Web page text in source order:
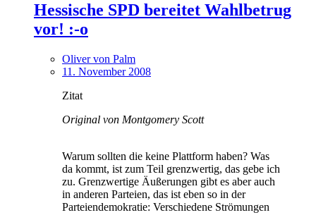
Hessische SPD bereitet Wahlbetrug
vor! :-o
Oliver von Palm
11. November 2008
Zitat
Original von Montgomery Scott
Warum sollten die keine Plattform haben? Was
da kommt, ist zum Teil grenzwertig, das gebe ich
zu. Grenzwertige Äußerungen gibt es aber auch
in anderen Parteien, das ist eben so in der
Parteiendemokratie: Verschiedene Strömungen